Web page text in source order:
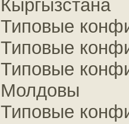
Кыргызстана
Типовые
Типовые
Типовые
Молдовы
Типовые